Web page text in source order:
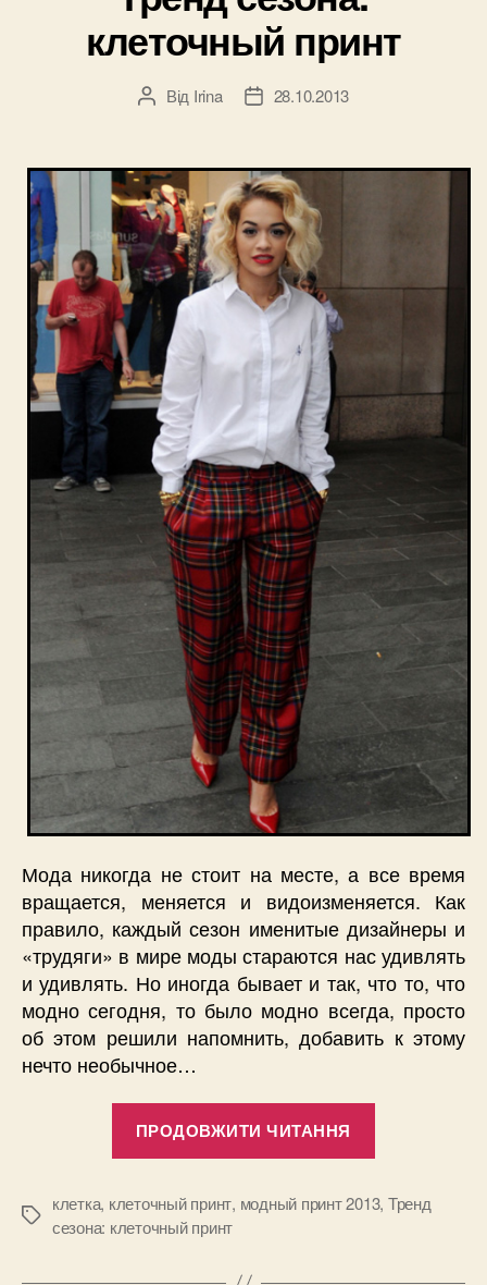
клеточный принт
Автор
Від Irina
Дата28.10.2013
Мода никогда не стоит на месте, а все время
вращается, меняется и видоизменяется. Как
правило, каждый сезон именитые дизайнеры и
«трудяги» в мире моды стараются нас удивлять
и удивлять. Но иногда бывает и так, что то, что
модно сегодня, то было модно всегда, просто
об этом решили напомнить, добавить к этому
нечто необычное…
ПРОДОВЖИТИ ЧИТАННЯ
принт”
Позначки
клетка, клеточный принт, модный принт 2013, Тренд
сезона: клеточный принт